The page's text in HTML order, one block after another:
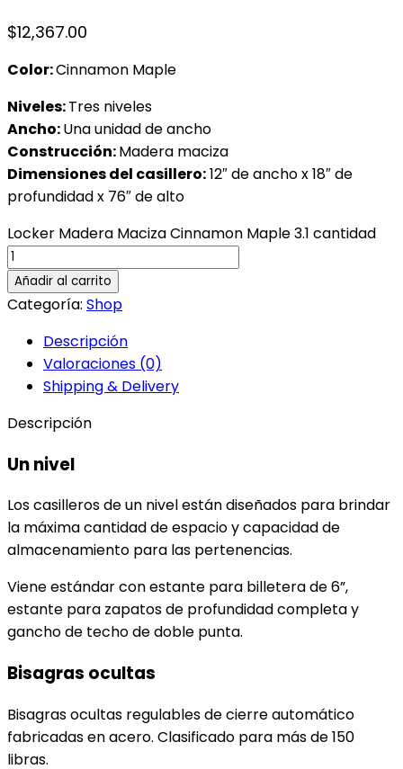
$12,367.00
Color:Cinnamon Maple
Niveles:Tres niveles
Ancho:Una unidad de ancho
Construcción:Madera maciza
Dimensiones del casillero:12″ de ancho x 18″ de
profundidad x 76″ de alto
Locker Madera Maciza Cinnamon Maple 3.1 cantidad
Añadir al carrito
Categoría: Shop
Descripción
Valoraciones (0)
Shipping & Delivery
Descripción
Un nivel
Los casilleros de un nivel están diseñados para brindar
la máxima cantidad de espacio y capacidad de
almacenamiento para las pertenencias.
Viene estándar con estante para billetera de 6”,
estante para zapatos de profundidad completa y
gancho de techo de doble punta.
Bisagras ocultas
Bisagras ocultas regulables de cierre automático
fabricadas en acero. Clasificado para más de 150
libras.